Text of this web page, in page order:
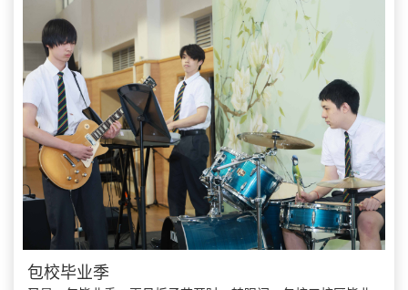
包校毕业季